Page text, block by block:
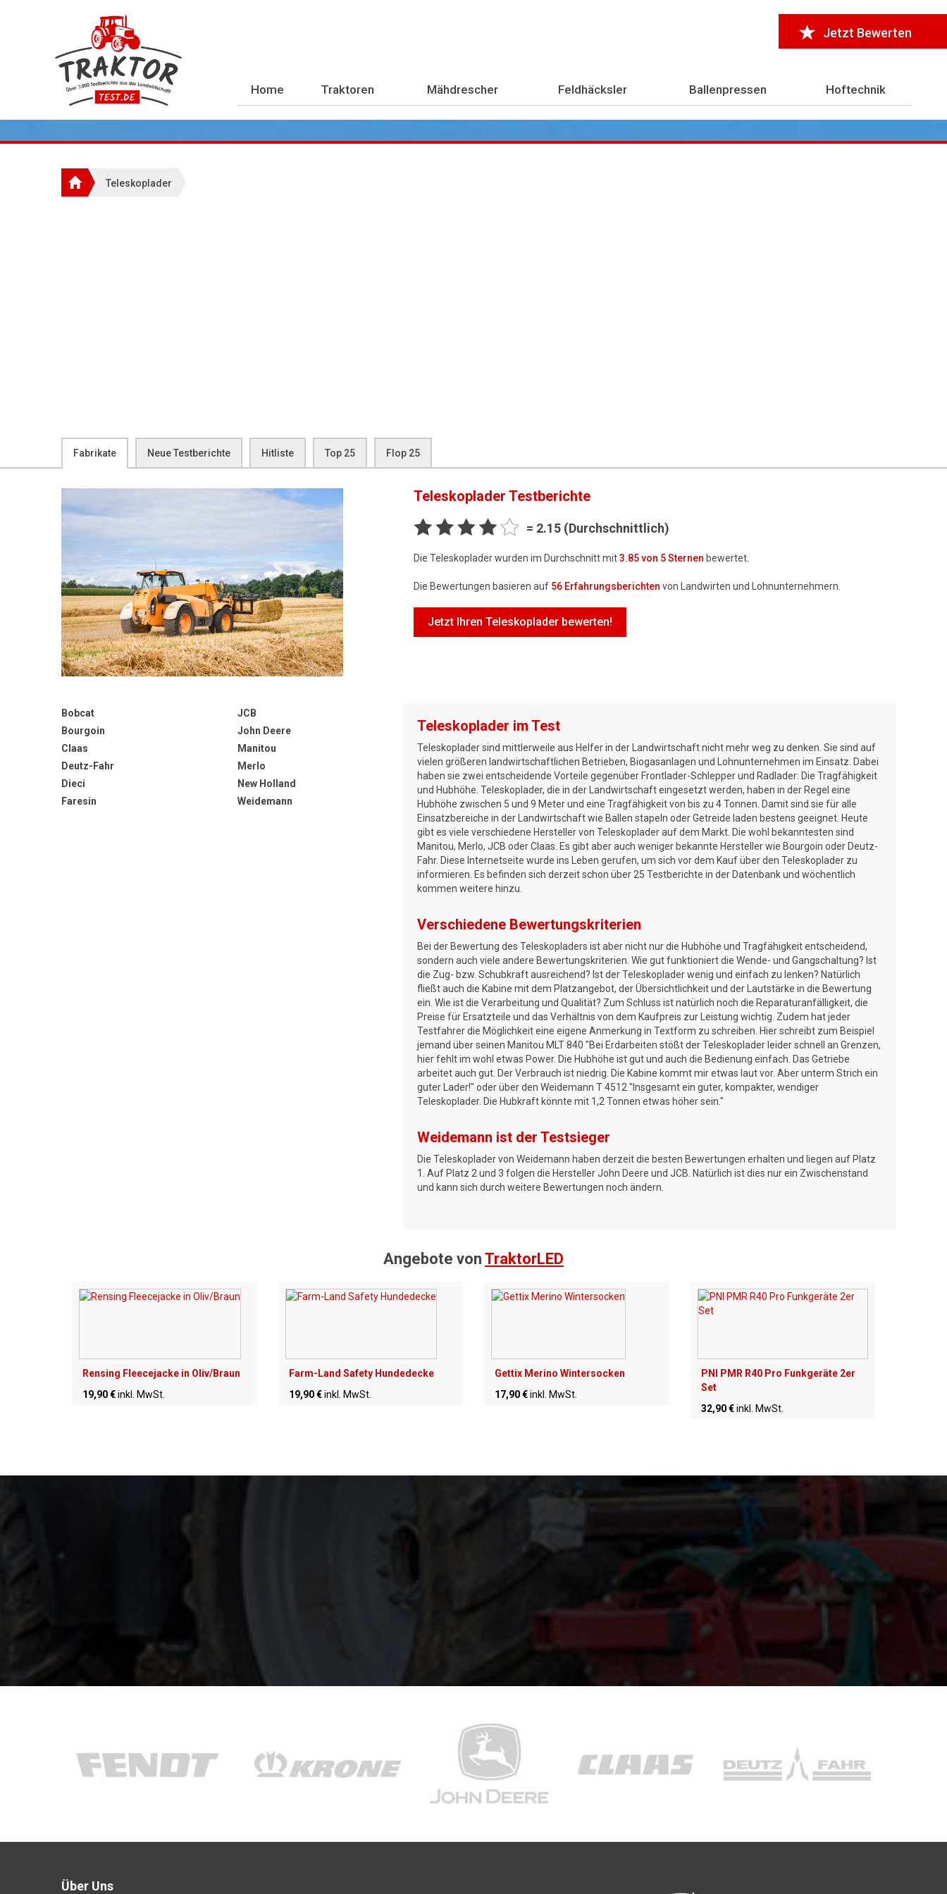
Jetzt Bewerten
Home Traktoren Mähdrescher Feldhäcksler Ballenpressen Hoftechnik
Teleskoplader
Fabrikate Neue Testberichte Hitliste Top 25 Flop 25
Teleskoplader Testberichte
= 2.15 (Durchschnittlich)
Die Teleskoplader wurden im Durchschnitt mit3.85von 5 Sternen bewertet.
Die Bewertungen basieren auf 56 Erfahrungsberichten von Landwirten und Lohnunternehmern.
Jetzt Ihren Teleskoplader bewerten!
Bobcat
Bourgoin
Claas
Deutz-Fahr
Dieci
Faresin
JCB
John Deere
Manitou
Merlo
New Holland
Weidemann
Teleskoplader im Test
Teleskoplader sind mittlerweile aus Helfer in der Landwirtschaft nicht mehr weg zu denken. Sie sind auf
vielen größeren landwirtschaftlichen Betrieben, Biogasanlagen und Lohnunternehmen im Einsatz. Dabei
haben sie zwei entscheidende Vorteile gegenüber Frontlader-Schlepper und Radlader: Die Tragfähigkeit
und Hubhöhe. Teleskoplader, die in der Landwirtschaft eingesetzt werden, haben in der Regel eine
Hubhöhe zwischen 5 und 9 Meter und eine Tragfähigkeit von bis zu 4 Tonnen. Damit sind sie für alle
Einsatzbereiche in der Landwirtschaft wie Ballen stapeln oder Getreide laden bestens geeignet. Heute
gibt es viele verschiedene Hersteller von Teleskoplader auf dem Markt. Die wohl bekanntesten sind
Manitou, Merlo, JCB oder Claas. Es gibt aber auch weniger bekannte Hersteller wie Bourgoin oder Deutz-
Fahr. Diese Internetseite wurde ins Leben gerufen, um sich vor dem Kauf über den Teleskoplader zu
informieren. Es befinden sich derzeit schon über 25 Testberichte in der Datenbank und wöchentlich
kommen weitere hinzu.
Verschiedene Bewertungskriterien
Bei der Bewertung des Teleskopladers ist aber nicht nur die Hubhöhe und Tragfähigkeit entscheidend,
sondern auch viele andere Bewertungskriterien. Wie gut funktioniert die Wende- und Gangschaltung? Ist
die Zug- bzw. Schubkraft ausreichend? Ist der Teleskoplader wenig und einfach zu lenken? Natürlich
fließt auch die Kabine mit dem Platzangebot, der Übersichtlichkeit und der Lautstärke in die Bewertung
ein. Wie ist die Verarbeitung und Qualität? Zum Schluss ist natürlich noch die Reparaturanfälligkeit, die
Preise für Ersatzteile und das Verhältnis von dem Kaufpreis zur Leistung wichtig. Zudem hat jeder
Testfahrer die Möglichkeit eine eigene Anmerkung in Textform zu schreiben. Hier schreibt zum Beispiel
jemand über seinen Manitou MLT 840 "Bei Erdarbeiten stößt der Teleskoplader leider schnell an Grenzen,
hier fehlt im wohl etwas Power. Die Hubhöhe ist gut und auch die Bedienung einfach. Das Getriebe
arbeitet auch gut. Der Verbrauch ist niedrig. Die Kabine kommt mir etwas laut vor. Aber unterm Strich ein
guter Lader!" oder über den Weidemann T 4512 "Insgesamt ein guter, kompakter, wendiger
Teleskoplader. Die Hubkraft könnte mit 1,2 Tonnen etwas höher sein."
Weidemann ist der Testsieger
Die Teleskoplader von Weidemann haben derzeit die besten Bewertungen erhalten und liegen auf Platz
1. Auf Platz 2 und 3 folgen die Hersteller John Deere und JCB. Natürlich ist dies nur ein Zwischenstand
und kann sich durch weitere Bewertungen noch ändern.
Angebote von TraktorLED
Rensing Fleecejacke in Oliv/Braun
19,90 €inkl. MwSt.
Farm-Land Safety Hundedecke
19,90 € inkl. MwSt.
Gettix Merino Wintersocken
17,90 €inkl. MwSt.
PNI PMR R40 Pro Funkgeräte 2er
Set
32,90 € inkl. MwSt.
Über Uns